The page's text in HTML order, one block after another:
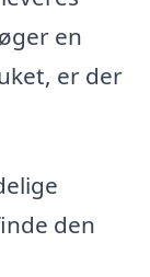
en
er der
den